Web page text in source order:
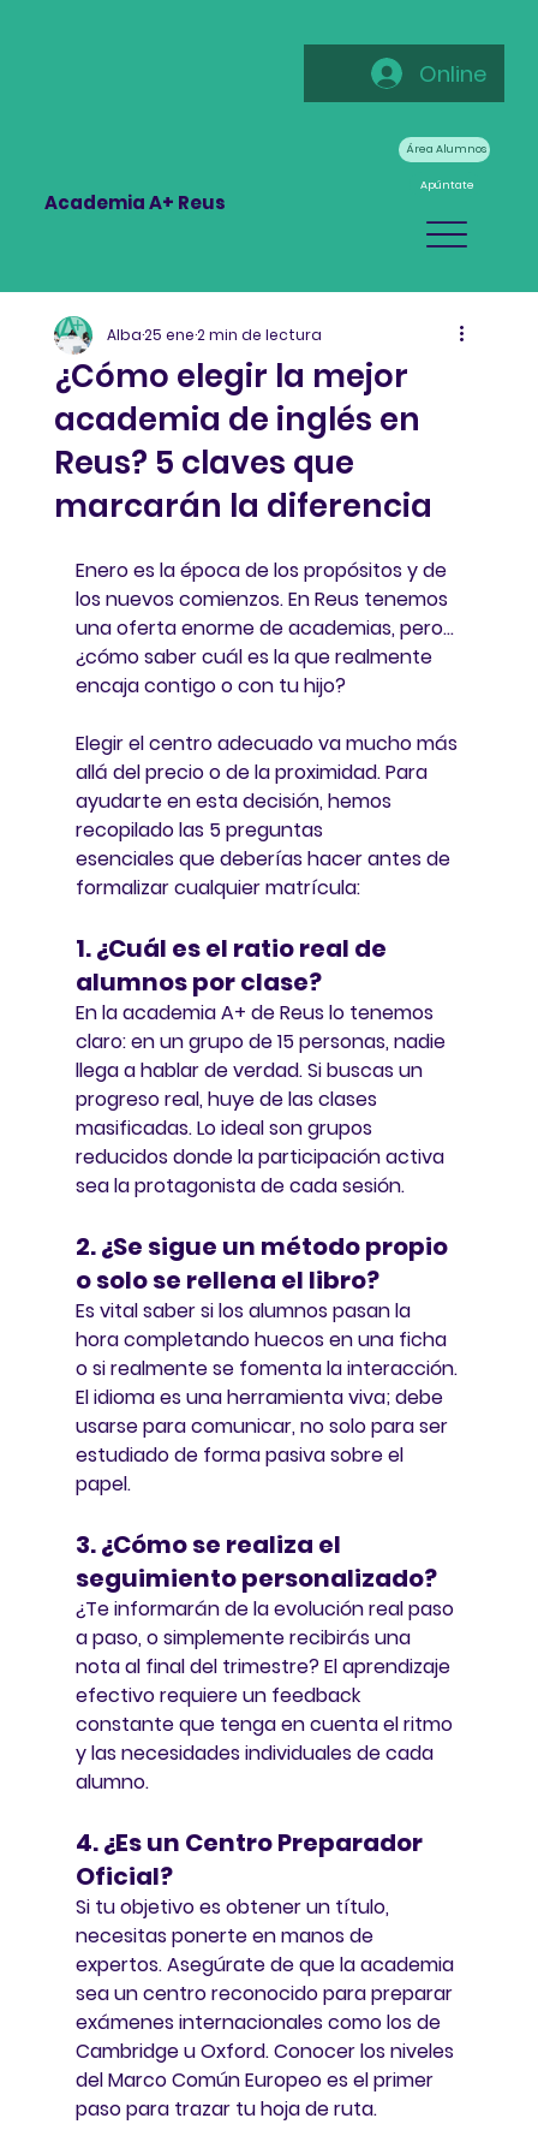
Online
Área Alumnos
Academia A+ Reus
Apúntate
¿Cómo elegir la mejor
academia de inglés en
Reus? 5 claves que
marcarán la diferencia
Alba25 ene2 min de lectura
Enero es la época de los propósitos y de
los nuevos comienzos. En Reus tenemos
una oferta enorme de academias, pero...
¿cómo saber cuál es la que realmente
encaja contigo o con tu hijo?
Elegir el centro adecuado va mucho más
allá del precio o de la proximidad. Para
ayudarte en esta decisión, hemos
recopilado las 5 preguntas
esenciales que deberías hacer antes de
formalizar cualquier matrícula:
1. ¿Cuál es el ratio real de
alumnos por clase?
En la academia A+ de Reus lo tenemos
claro: en un grupo de 15 personas, nadie
llega a hablar de verdad. Si buscas un
progreso real, huye de las clases
masificadas. Lo ideal son grupos
reducidos donde la participación activa
sea la protagonista de cada sesión.
2. ¿Se sigue un método propio
o solo se rellena el libro?
Es vital saber si los alumnos pasan la
hora completando huecos en una ficha
o si realmente se fomenta la interacción.
El idioma es una herramienta viva; debe
usarse para comunicar, no solo para ser
estudiado de forma pasiva sobre el
papel.
3. ¿Cómo se realiza el
seguimiento personalizado?
¿Te informarán de la evolución real paso
a paso, o simplemente recibirás una
nota al final del trimestre? El aprendizaje
efectivo requiere un feedback
constante que tenga en cuenta el ritmo
y las necesidades individuales de cada
alumno.
4. ¿Es un Centro Preparador
Oficial?
Si tu objetivo es obtener un título,
necesitas ponerte en manos de
expertos. Asegúrate de que la academia
sea un centro reconocido para preparar
exámenes internacionales como los de
Cambridge u Oxford. Conocer los niveles
del Marco Común Europeo es el primer
paso para trazar tu hoja de ruta.